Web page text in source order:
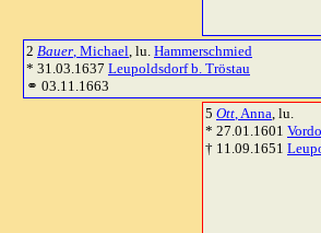
2 Bauer, Michael, lu. Hammerschmied
* 31.03.1637 Leupoldsdorf b. Tröstau
⚭ 03.11.1663
5 Ott, Anna, lu.
* 27.01.1601
† 11.09.1651